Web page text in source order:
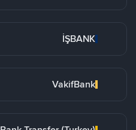
İŞBANK
VakifBank